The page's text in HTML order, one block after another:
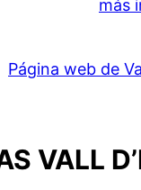
más
Página web de
VALL